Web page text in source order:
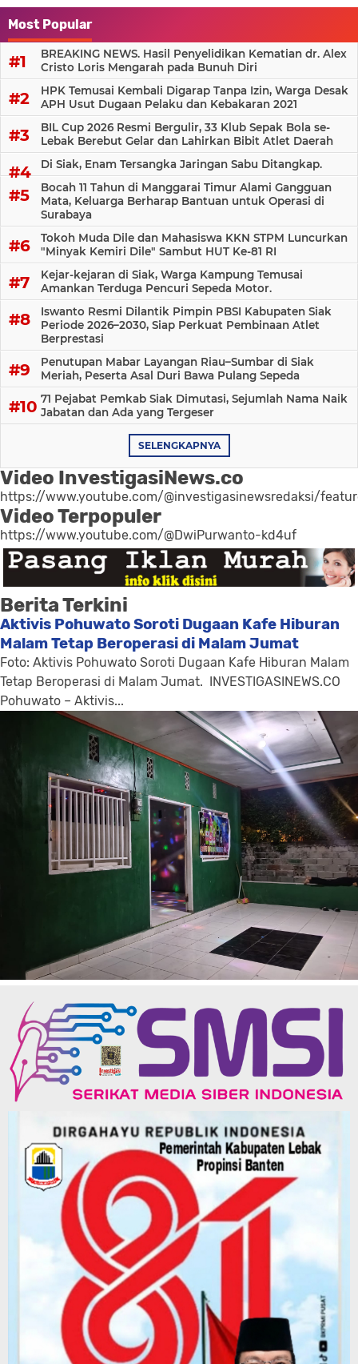
Most Popular
BREAKING NEWS. Hasil Penyelidikan Kematian dr. Alex
Cristo Loris Mengarah pada Bunuh Diri
HPK Temusai Kembali Digarap Tanpa Izin, Warga Desak
APH Usut Dugaan Pelaku dan Kebakaran 2021
BIL Cup 2026 Resmi Bergulir, 33 Klub Sepak Bola se-
Lebak Berebut Gelar dan Lahirkan Bibit Atlet Daerah
Di Siak, Enam Tersangka Jaringan Sabu Ditangkap.
Bocah 11 Tahun di Manggarai Timur Alami Gangguan
Mata, Keluarga Berharap Bantuan untuk Operasi di
Surabaya
Tokoh Muda Dile dan Mahasiswa KKN STPM Luncurkan
"Minyak Kemiri Dile" Sambut HUT Ke-81 RI
Kejar-kejaran di Siak, Warga Kampung Temusai
Amankan Terduga Pencuri Sepeda Motor.
Iswanto Resmi Dilantik Pimpin PBSI Kabupaten Siak
Periode 2026–2030, Siap Perkuat Pembinaan Atlet
Berprestasi
Penutupan Mabar Layangan Riau–Sumbar di Siak
Meriah, Peserta Asal Duri Bawa Pulang Sepeda
71 Pejabat Pemkab Siak Dimutasi, Sejumlah Nama Naik
Jabatan dan Ada yang Tergeser
SELENGKAPNYA
Video InvestigasiNews.co
https://www.youtube.com/@investigasinewsredaksi/
Video Terpopuler
https://www.youtube.com/@DwiPurwanto-kd4uf
Berita Terkini
Aktivis Pohuwato Soroti Dugaan Kafe Hiburan
Malam Tetap Beroperasi di Malam Jumat
Foto: Aktivis Pohuwato Soroti Dugaan Kafe Hiburan Malam
Tetap Beroperasi di Malam Jumat. INVESTIGASINEWS.CO
Pohuwato – Aktivis...